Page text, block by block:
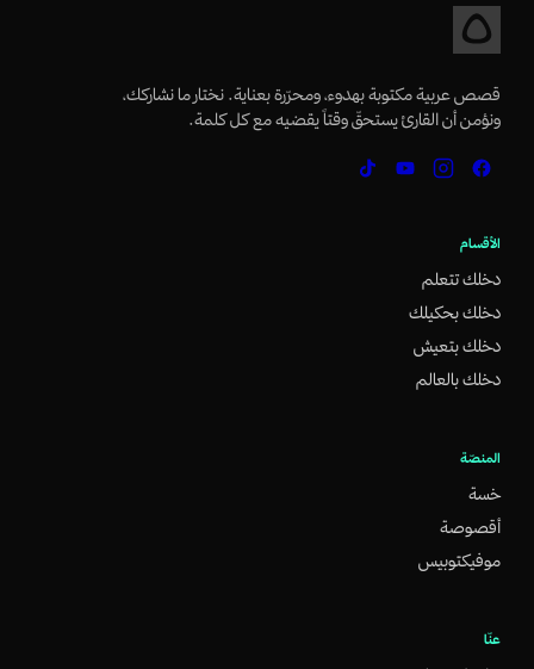
قصص عربية مكتوبة بهدوء، ومحرّرة بعناية. نختار ما نشاركك،
ونؤمن أن القارئ يستحقّ وقتاً يقضيه مع كل كلمة.
الأقسام
دخلك تتعلم
دخلك بحكيلك
دخلك بتعيش
دخلك بالعالم
المنصّة
خسة
أقصوصة
موفيكتوبيس
عنّا